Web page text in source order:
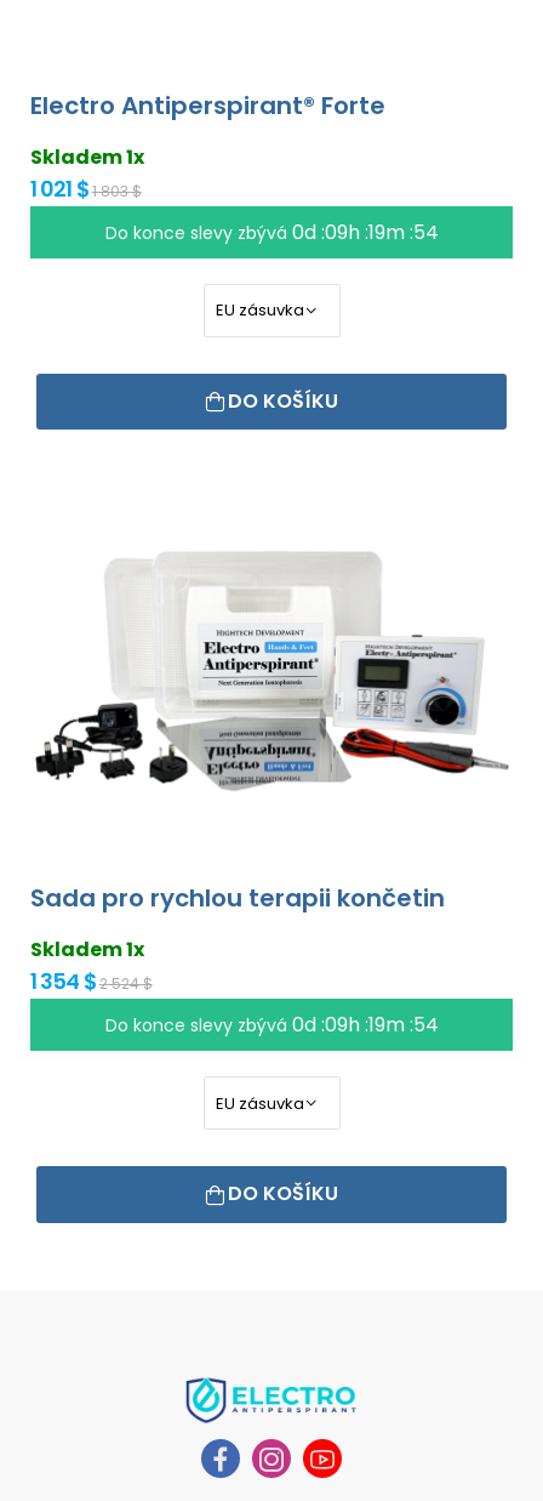
Electro Antiperspirant® Forte
Skladem 1x
1 021 $1 803 $
Do konce slevy zbývá0d :09h :19m :53
DO KOŠÍKU
Sada pro rychlou terapii končetin
Skladem 1x
1 354 $2 524 $
Do konce slevy zbývá0d :09h :19m :53
DO KOŠÍKU